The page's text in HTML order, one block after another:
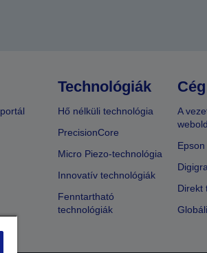
Technológiák
Hő nélküli technológia
PrecisionCore
Micro Piezo-technológia
Innovatív technológiák
Fenntartható
technológiák
Cég
A
Direkt